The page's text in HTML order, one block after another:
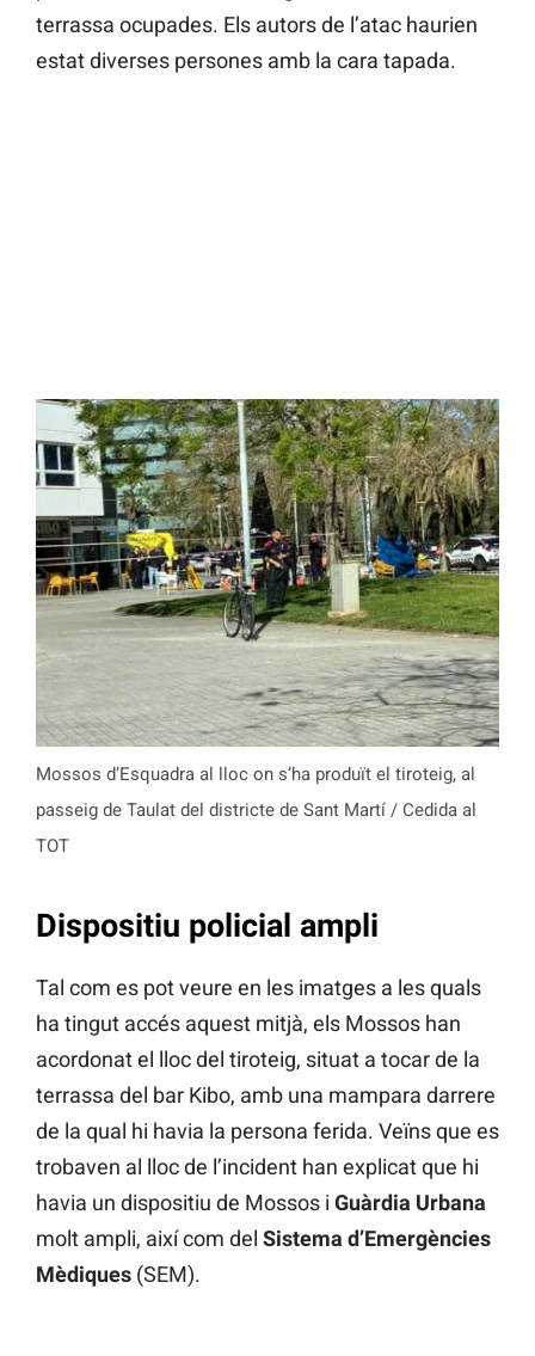
terrassa ocupades. Els autors de l’atac haurien
estat diverses persones amb la cara tapada.
Mossos d’Esquadra al lloc on s’ha produït el tiroteig, al
passeig de Taulat del districte de Sant Martí / Cedida al
TOT
Dispositiu policial ampli
Tal com es pot veure en les imatges a les quals
ha tingut accés aquest mitjà, els Mossos han
acordonat el lloc del tiroteig, situat a tocar de la
terrassa del bar Kibo, amb una mampara darrere
de la qual hi havia la persona ferida. Veïns que es
trobaven al lloc de l’incident han explicat que hi
havia un dispositiu de Mossos i Guàrdia Urbana
molt ampli, així com del Sistema d’Emergències
Mèdiques (SEM).